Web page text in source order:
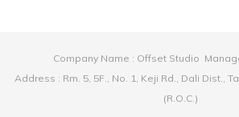
Company Name : Offset Studio
Address : Rm. 5, 5F., No. 1, Keji Rd., Dali Dist.,
(R.O.C.)